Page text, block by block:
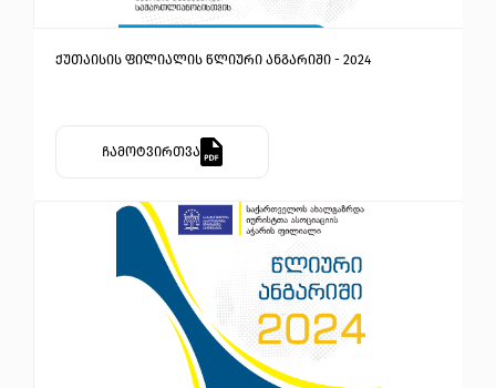
ქუთაისის ფილიალის წლიური ანგარიში - 2024
ჩამოტვირთვა